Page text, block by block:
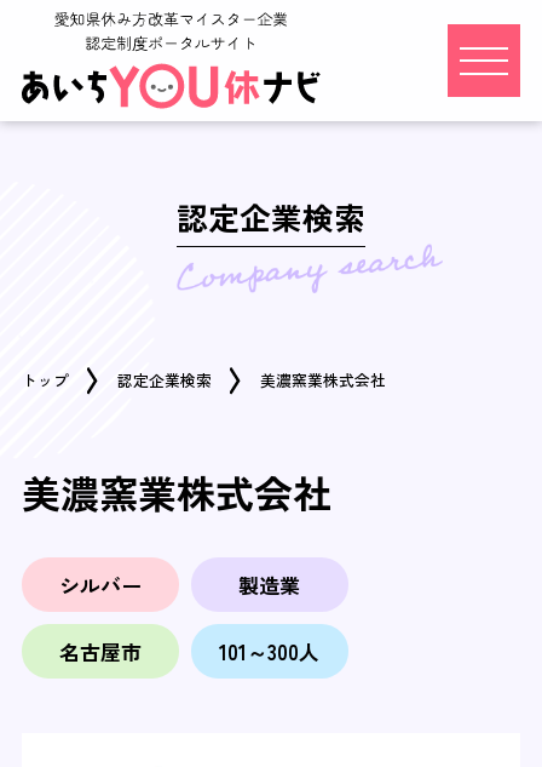
認定企業検索
トップ 認定企業検索 美濃窯業株式会社
美濃窯業株式会社
シルバー 製造業
名古屋市 101～300人